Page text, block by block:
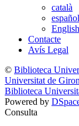
català
español
English
Contacte
Avís Legal
© Biblioteca
Universitat de
Biblioteca
Powered by
Consulta